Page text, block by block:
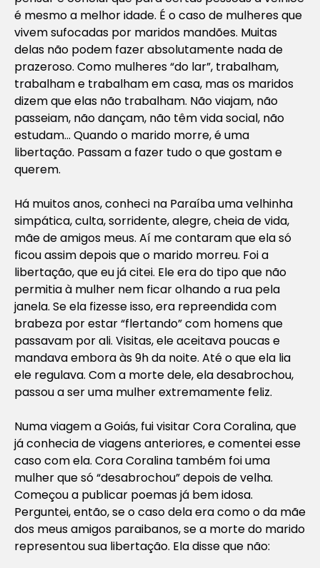
é mesmo a melhor idade. É o caso de mulheres que
vivem sufocadas por maridos mandões. Muitas
delas não podem fazer absolutamente nada de
prazeroso. Como mulheres “do lar”, trabalham,
trabalham e trabalham em casa, mas os maridos
dizem que elas não trabalham. Não viajam, não
passeiam, não dançam, não têm vida social, não
estudam… Quando o marido morre, é uma
libertação. Passam a fazer tudo o que gostam e
querem.
Há muitos anos, conheci na Paraíba uma velhinha
simpática, culta, sorridente, alegre, cheia de vida,
mãe de amigos meus. Aí me contaram que ela só
ficou assim depois que o marido morreu. Foi a
libertação, que eu já citei. Ele era do tipo que não
permitia à mulher nem ficar olhando a rua pela
janela. Se ela fizesse isso, era repreendida com
brabeza por estar “flertando” com homens que
passavam por ali. Visitas, ele aceitava poucas e
mandava embora às 9h da noite. Até o que ela lia
ele regulava. Com a morte dele, ela desabrochou,
passou a ser uma mulher extremamente feliz.
Numa viagem a Goiás, fui visitar Cora Coralina, que
já conhecia de viagens anteriores, e comentei esse
caso com ela. Cora Coralina também foi uma
mulher que só “desabrochou” depois de velha.
Começou a publicar poemas já bem idosa.
Perguntei, então, se o caso dela era como o da mãe
dos meus amigos paraibanos, se a morte do marido
representou sua libertação. Ela disse que não: